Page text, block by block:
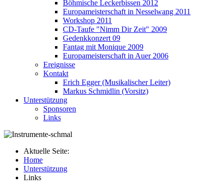
Böhmische Leckerbissen 2012
Europameisterschaft in Nesselwang 2011
Workshop 2011
CD-Taufe "Nimm Dir Zeit" 2009
Gedenkkonzert 09
Fantag mit Monique 2009
Europameisterschaft in Auer 2006
Ereignisse
Kontakt
Erich Egger (Musikalischer Leiter)
Markus Schmidlin (Vorsitz)
Unterstützung
Sponsoren
Links
Aktuelle Seite:
Home
Unterstützung
Links